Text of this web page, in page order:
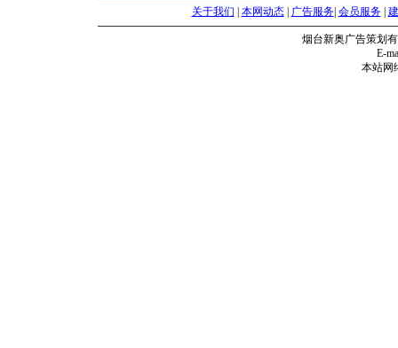
关于我们 本网动态| 广告服务| 会员服务|
烟台新奥广告策划
E-
本站网